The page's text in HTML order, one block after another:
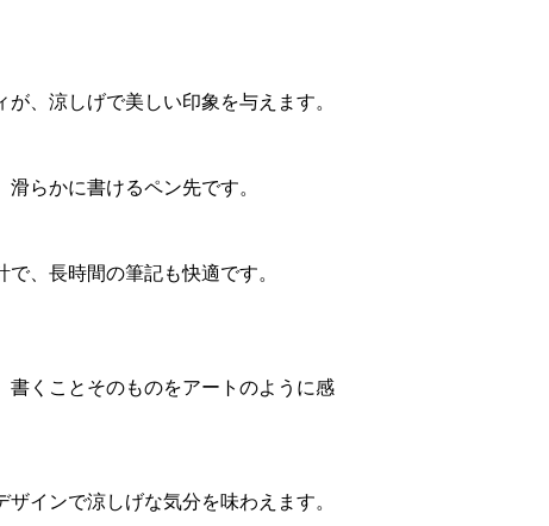
、涼しげで美しい印象を与えます。
らかに書けるペン先です。
、長時間の筆記も快適です。
書くことそのものをアートのように感
インで涼しげな気分を味わえます。